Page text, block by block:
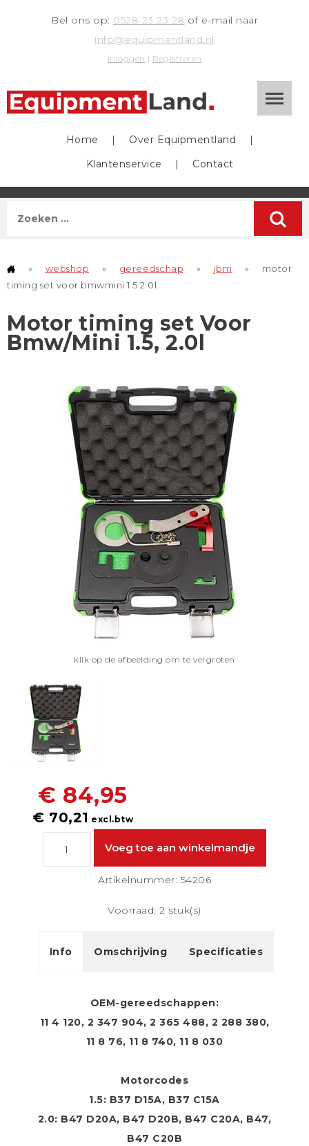
Bel ons op: 0528 23 23 28 of e-mail naar
info@equipmentland.nl
Inloggen | Registreren
Home | Over Equipmentland
|
Klantenservice
| Contact
» webshop » gereedschap » jbm »
motor
timing set voor bmwmini 1 5 2 0l
Motor timing set Voor
Bmw/Mini 1.5, 2.0l
klik op de afbeelding om te vergroten
€ 84,95
€ 70,21 excl.btw
Artikelnummer: 54206
Voorraad: 2 stuk(s)
Info Omschrijving Specificaties
OEM-gereedschappen:
11 4 120, 2 347 904, 2 365 488, 2 288 380,
11 8 76, 11 8 740, 11 8 030
Motorcodes
1.5: B37 D15A, B37 C15A
2.0: B47 D20A, B47 D20B, B47 C20A, B47,
B47 C20B